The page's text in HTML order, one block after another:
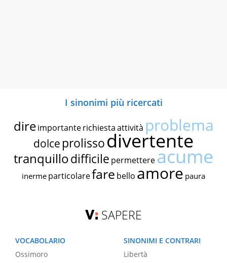
I sinonimi più ricercati
dire importante richiestaattività problema
dolce prolissodivertente
tranquillodifficile permettereacume
inerme particolarefare bello amore paura
SAPERE
VOCABOLARIO
Ossimoro
SINONIMI E CONTRARI
Libertà